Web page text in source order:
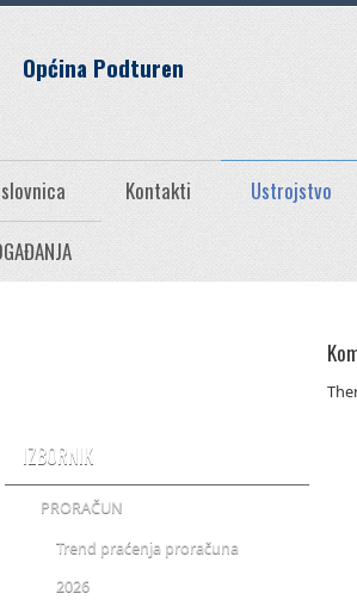
Općina Podturen
Kontakti Ustrojstvo
IZBORNIK
PRORAČUN
Trend praćenja proračuna
2026